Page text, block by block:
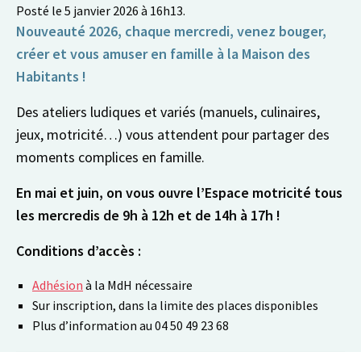
Posté le 5 janvier 2026 à 16h13.
Nouveauté 2026, chaque mercredi, venez bouger,
créer et vous amuser en famille à la Maison des
Habitants !
Des ateliers ludiques et variés (manuels, culinaires,
jeux, motricité…) vous attendent pour partager des
moments complices en famille.
En mai et juin, on vous ouvre l’Espace motricité tous
les mercredis de 9h à 12h et de 14h à 17h !
Conditions d’accès :
Adhésion à la MdH nécessaire
Sur inscription, dans la limite des places disponibles
Plus d’information au 04 50 49 23 68